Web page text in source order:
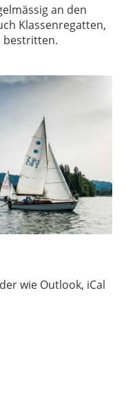
an den
Klassenregatten,
bestritten.
wie Outlook, iCal